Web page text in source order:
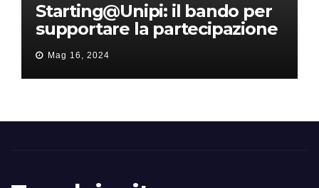
Starting@Unipi: il bando per
supportare la partecipazione
all’ERC Starting Grant
Mag 16, 2024